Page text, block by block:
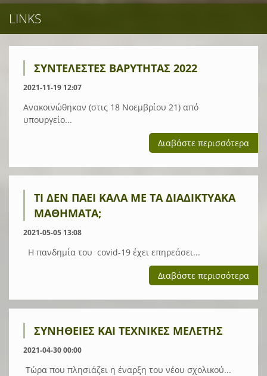
LINKS
ΣΥΝΤΕΛΕΣΤΕΣ ΒΑΡΥΤΗΤΑΣ 2022
2021-11-19 12:07
Ανακοινώθηκαν (στις 18 Νοεμβρίου 21) από
υπουργείο...
Διαβάστε περισσότερα
ΤΙ ΔΕΝ ΠΆΕΙ ΚΑΛΆ ΜΕ ΤΑ ΔΙΑΔΙΚΤΥΑΚΆ
ΜΑΘΉΜΑΤΑ;
2021-05-05 13:08
Η πανδημία του covid-19 έχει επηρεάσει...
Διαβάστε περισσότερα
ΣΥΝΉΘΕΙΕΣ ΚΑΙ ΤΕΧΝΙΚΈΣ ΜΕΛΈΤΗΣ
2021-04-30 00:00
Τώρα που πλησιάζει η έναρξη του νέου σχολικού...